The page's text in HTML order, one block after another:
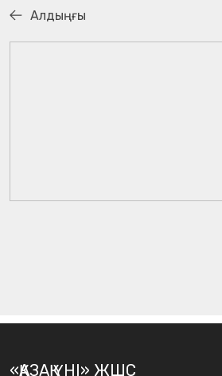
Алдыңғы
«ҚАЗАҚ ҮНІ» ЖШС